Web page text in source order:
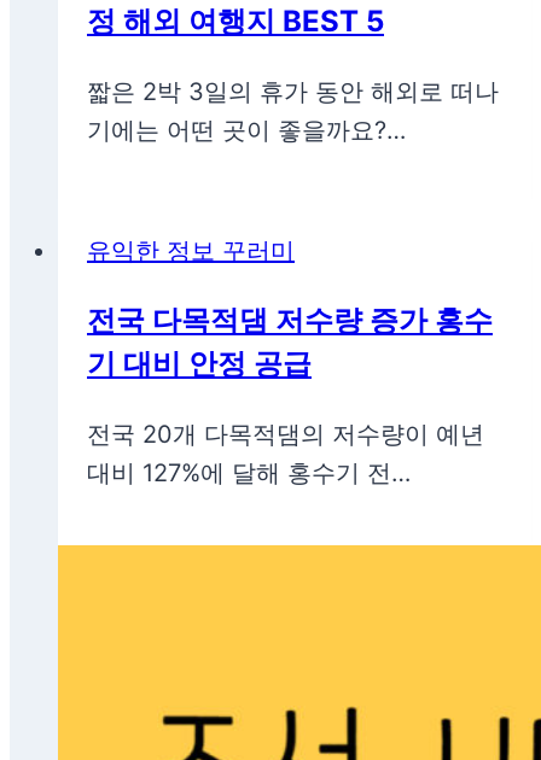
정 해외 여행지 BEST 5
짧은 2박 3일의 휴가 동안 해외로 떠나
기에는 어떤 곳이 좋을까요?…
유익한 정보 꾸러미
전국 다목적댐 저수량 증가 홍수
기 대비 안정 공급
전국 20개 다목적댐의 저수량이 예년
대비 127%에 달해 홍수기 전…